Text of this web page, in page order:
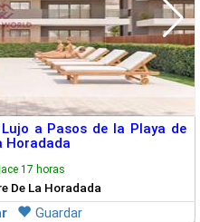
a Pasos de la Playa de
Horadada
17 horas
De La Horadada
Guardar